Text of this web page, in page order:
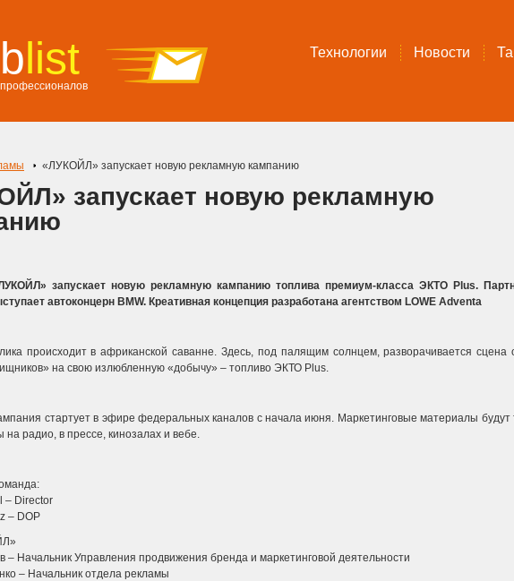
list Технологии Новости
«ЛУКОЙЛ» запускает новую рекламную кампанию
запускает новую рекламную
запускает новую рекламную кампанию топлива премиум-класса ЭКТО Plus.
автоконцерн BMW. Креативная концепция разработана агентством LOWE Adventa
происходит в африканской саванне. Здесь, под палящим солнцем, разворачивается сцена
на свою излюбленную «добычу» – топливо ЭКТО Plus.
стартует в эфире федеральных каналов с начала июня. Маркетинговые материалы будут
радио, в прессе, кинозалах и вебе.
– Director
– DOP
– Начальник Управления продвижения бренда и маркетинговой деятельности
– Начальник отдела рекламы